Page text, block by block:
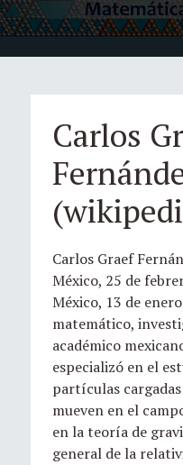
Carlos
Carlos Graef
México, 25 de
México, 13 de
matemático,
académico
especializó en el
partículas
mueven en el
en la teoría de
general de la